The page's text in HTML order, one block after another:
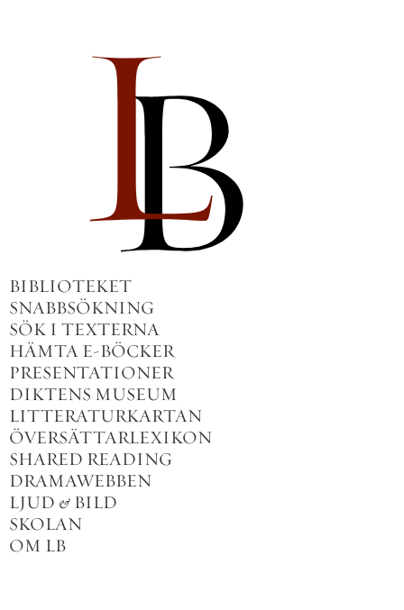
BIBLIOTEKET
SNABBSÖKNING
SÖK I TEXTERNA
HÄMTA E-BÖCKER
PRESENTATIONER
DIKTENS MUSEUM
LITTERATURKARTAN
ÖVERSÄTTARLEXIKON
SHARED READING
DRAMAWEBBEN
LJUD & BILD
SKOLAN
OM LB